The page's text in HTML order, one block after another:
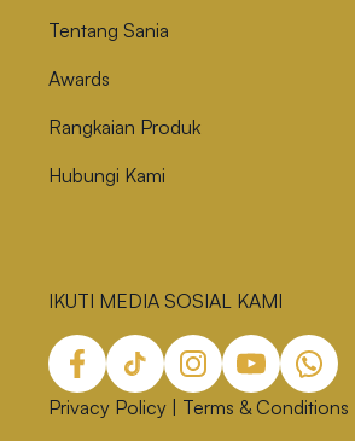
Tentang Sania
Awards
Rangkaian Produk
Hubungi Kami
IKUTI MEDIA SOSIAL KAMI
Privacy Policy | Terms & Conditions